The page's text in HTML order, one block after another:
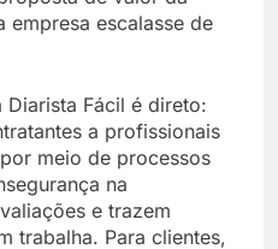
empresa escalasse de
Fácil é direto:
a profissionais
meio de processos
na
e trazem
trabalha. Para clientes,